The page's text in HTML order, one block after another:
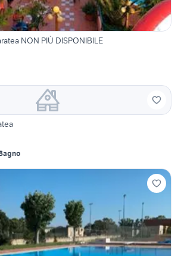
NON PIÙ DISPONIBILE